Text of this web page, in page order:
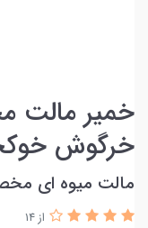
خمیر مالت
خرگوش
مالت میوه ای
از 14